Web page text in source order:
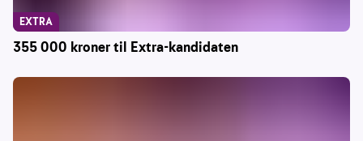
355 000 kroner til Extra-kandidaten
EXTRA